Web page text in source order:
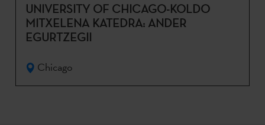
UNIVERSITY OF CHICAGO-KOLDO
MITXELENA KATEDRA: ANDER
EGURTZEGII
Chicago